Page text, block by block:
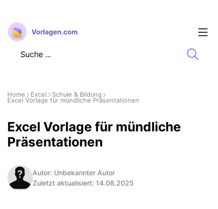
Zum
Inhalt
springen
Home Excel
Schule & Bildung
Excel Vorlage für mündliche Präsentationen
Excel Vorlage für mündliche
Präsentationen
Autor: Unbekannter Autor
Zuletzt aktualisiert: 14.08.2025